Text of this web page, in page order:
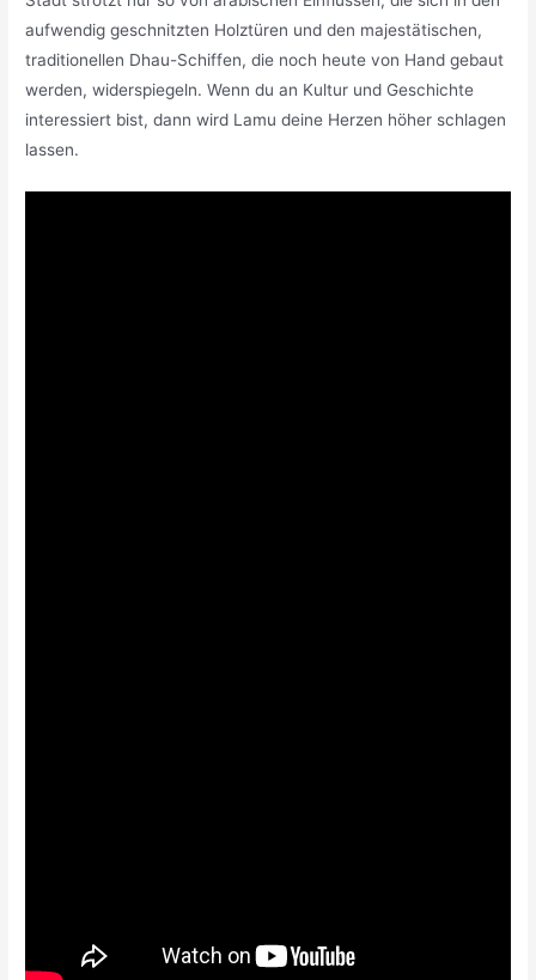
aufwendig geschnitzten Holztüren und den majestätischen,
traditionellen Dhau-Schiffen, die noch heute von Hand gebaut
werden, widerspiegeln. Wenn du an Kultur und Geschichte
interessiert bist, dann wird Lamu deine Herzen höher schlagen
lassen.